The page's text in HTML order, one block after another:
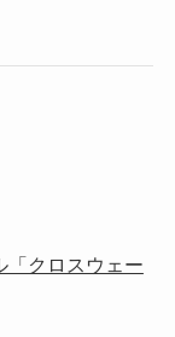
「クロスウェー